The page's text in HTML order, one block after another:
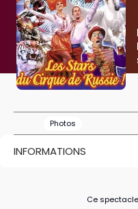
Photos
INFORMATIONS
Ce